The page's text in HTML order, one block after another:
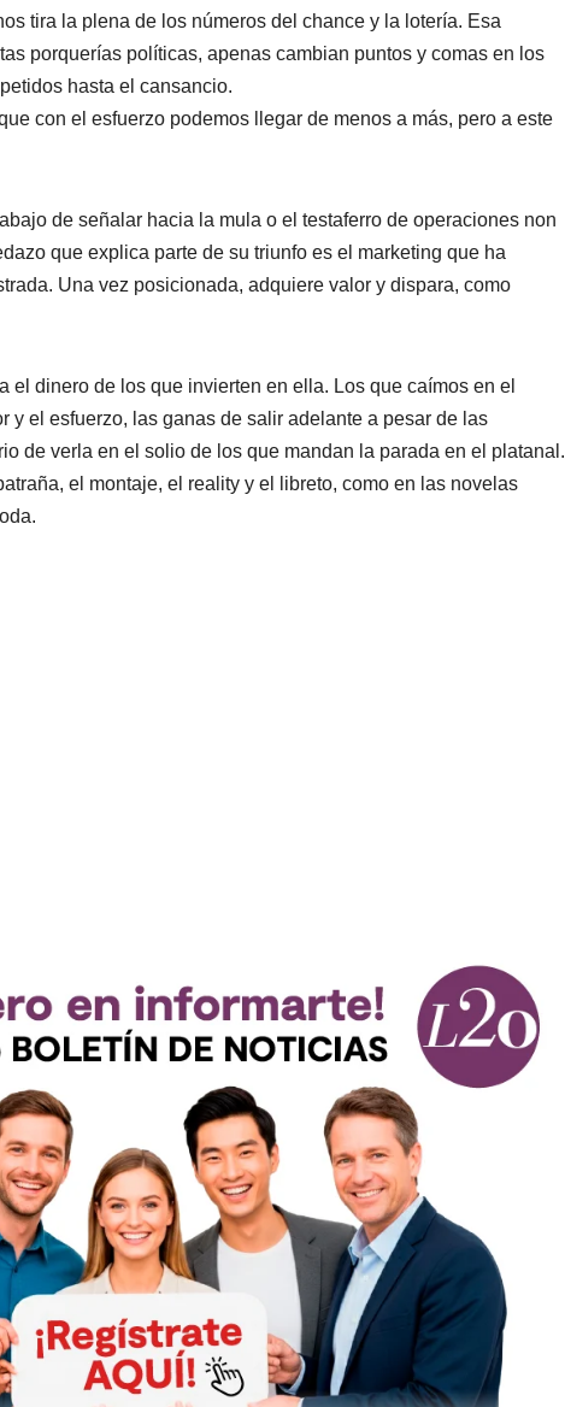
tira la plena de los números del chance y la lotería. Esa
porquerías políticas, apenas cambian puntos y comas en los
hasta el cansancio.
con el esfuerzo podemos llegar de menos a más, pero a este
de señalar hacia la mula o el testaferro de operaciones non
que explica parte de su triunfo es el marketing que ha
Una vez posicionada, adquiere valor y dispara, como
el dinero de los que invierten en ella. Los que caímos en el
y el esfuerzo, las ganas de salir adelante a pesar de las
de verla en el solio de los que mandan la parada en el platanal.
el montaje, el reality y el libreto, como en las novelas